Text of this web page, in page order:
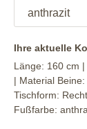
Ihre aktuelle
Länge: 160 cm |
| Material Beine:
Tischform:
Fußfarbe: